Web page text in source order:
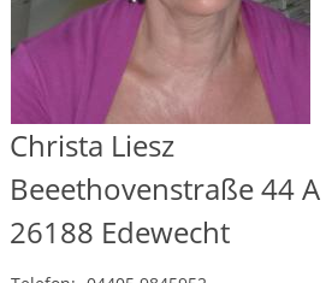
Christa Liesz
Beeethovenstraße 44 A
26188 Edewecht